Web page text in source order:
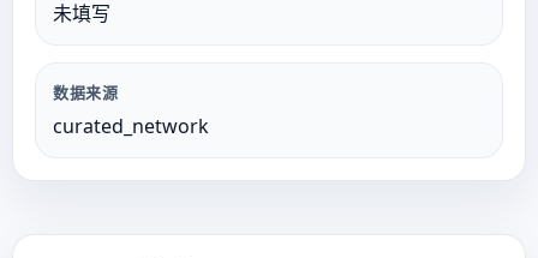
未填写
数据来源
curated_network